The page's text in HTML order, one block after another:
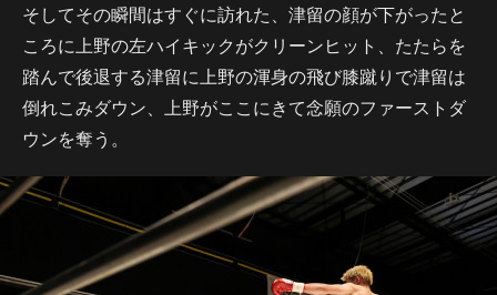
そしてその瞬間はすぐに訪れた、津留の顔が下がったと
ころに上野の左ハイキックがクリーンヒット、たたらを
踏んで後退する津留に上野の渾身の飛び膝蹴りで津留は
倒れこみダウン、上野がここにきて念願のファーストダ
ウンを奪う。